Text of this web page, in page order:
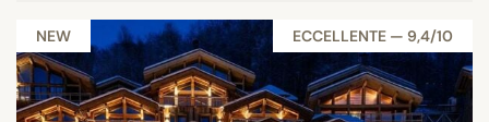
NEW ECCELLENTE — 9,4/10